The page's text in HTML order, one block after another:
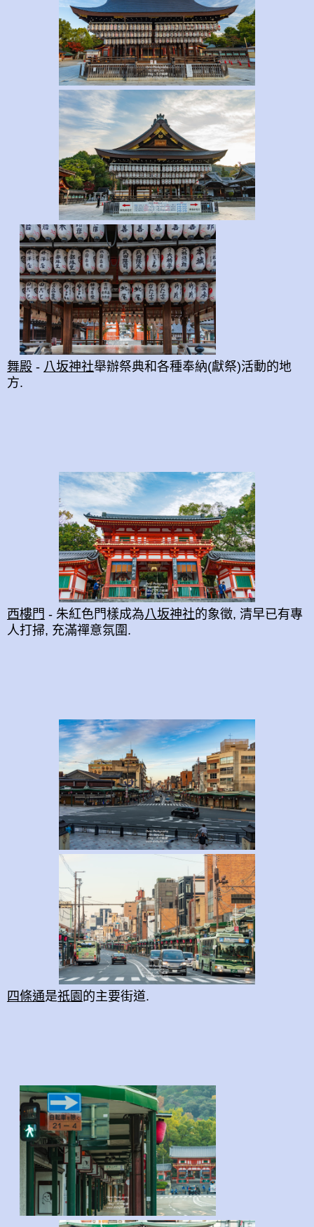
舞殿 - 八坂神社舉辦祭典和各種奉納(獻祭)活動的地
方.
西樓門 - 朱紅色門樣成為八坂神社的象徵, 清早已有專
人打掃, 充滿禪意氛圍.
四條通是祇園 的主要街道.